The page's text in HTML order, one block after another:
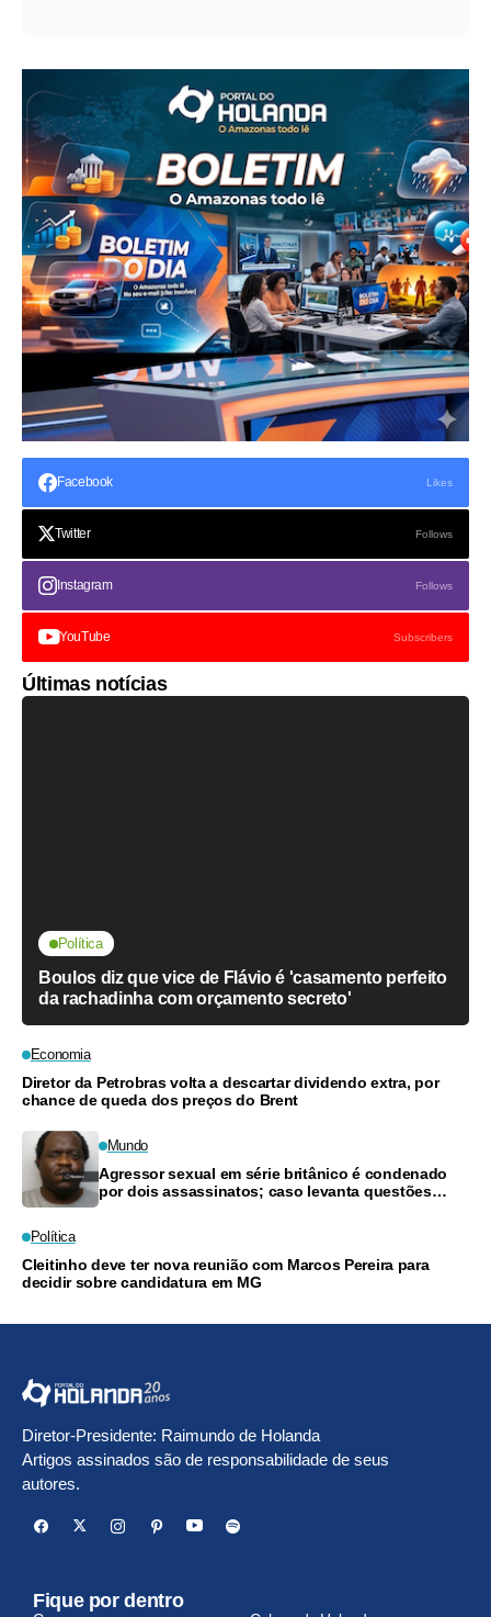
Facebook Likes
Twitter Follows
Instagram Follows
YouTube Subscribers
Últimas notícias
Política
Boulos diz que vice de Flávio é 'casamento perfeito
da rachadinha com orçamento secreto'
Economia
Diretor da Petrobras volta a descartar dividendo extra, por
chance de queda dos preços do Brent
Mundo
Agressor sexual em série britânico é condenado
por dois assassinatos; caso levanta questões
Política
Cleitinho deve ter nova reunião com Marcos Pereira para
decidir sobre candidatura em MG
Diretor-Presidente: Raimundo de Holanda
Artigos assinados são de responsabilidade de seus
autores.
Fique por dentro